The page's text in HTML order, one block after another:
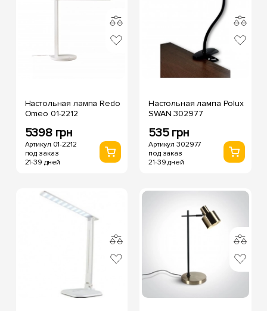
Настольная лампа Redo
Omeo 01-2212
5398 грн
Артикул 01-2212
под заказ
21-39 дней
Настольная лампа Polux
SWAN 302977
535 грн
Артикул 302977
под заказ
21-39 дней